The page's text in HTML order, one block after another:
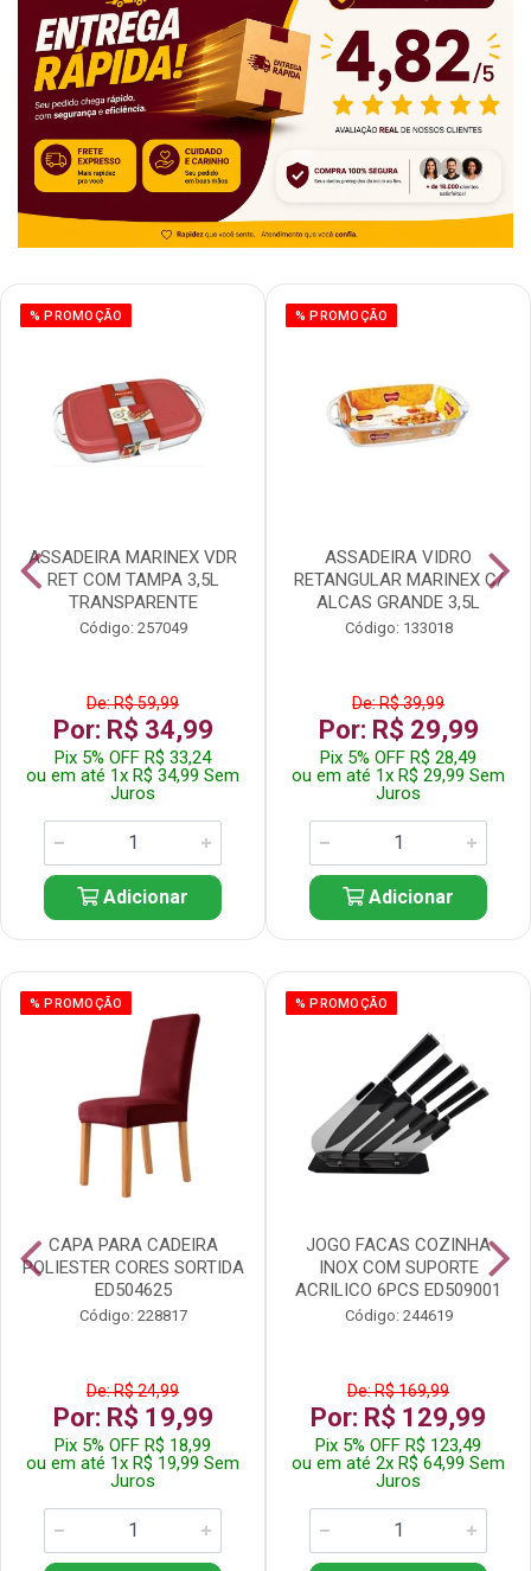
% PROMOÇÃO
ASSADEIRA MARINEX VDR
RET COM TAMPA 3,5L
TRANSPARENTE
Código: 257049
De: R$ 59,99
Por: R$ 34,99
Pix 5% OFF R$ 33,24
ou em até 1x R$ 34,99 Sem
Juros
Adicionar
% PROMOÇÃO
ASSADEIRA VIDRO
RETANGULAR MARINEX C/
ALCAS GRANDE 3,5L
Código: 133018
De: R$ 39,99
Por: R$ 29,99
Pix 5% OFF R$ 28,49
ou em até 1x R$ 29,99 Sem
Juros
Adicionar
% PROMOÇÃO
CAPA PARA CADEIRA
POLIESTER CORES SORTIDA
ED504625
Código: 228817
De: R$ 24,99
Por: R$ 19,99
Pix 5% OFF R$ 18,99
ou em até 1x R$ 19,99 Sem
Juros
% PROMOÇÃO
JOGO FACAS COZINHA
INOX COM SUPORTE
ACRILICO 6PCS ED509001
Código: 244619
De: R$ 169,99
Por: R$ 129,99
Pix 5% OFF R$ 123,49
ou em até 2x R$ 64,99 Sem
Juros